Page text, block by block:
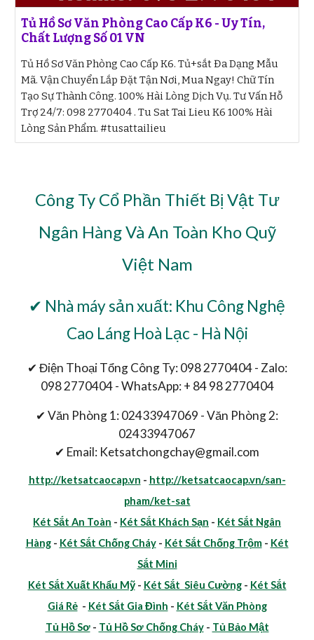
Tủ Hồ Sơ Văn Phòng Cao Cấp K6 - Uy Tín,
Chất Lượng Số 01 VN
Tủ Hồ Sơ Văn Phòng Cao Cấp K6. Tủ+sắt‎ Đa Dạng Mẫu
Mã. Vận Chuyển Lắp Đặt Tận Nơi, Mua Ngay! Chữ Tín
Tạo Sự Thành Công. 100% Hài Lòng Dịch Vụ. Tư Vấn Hỗ
Trợ 24/7: 098 2770404 . Tu Sat Tai Lieu K6 100% Hài
Lòng Sản Phẩm. #tusattailieu
Công Ty Cổ Phần Thiết Bị Vật Tư
Ngân Hàng Và An Toàn Kho Quỹ
Việt Nam
✔ Nhà máy sản xuất: Khu Công Nghệ
Cao Láng Hoà Lạc - Hà Nội
✔ Điện Thoại Tổng Công Ty: 098 2770404 - Zalo:
098 2770404 - WhatsApp: + 84 98 2770404
✔ Văn Phòng 1: 02433947069 - Văn Phòng 2:
02433947067
✔ Email: Ketsatchongchay@gmail.com
http://ketsatcaocap.vn - http://ketsatcaocap.vn/san-
pham/ket-sat
Két Sắt An Toàn - Két Sắt Khách Sạn - Két Sắt Ngân
Hàng- Két Sắt Chống Cháy- Két Sắt Chống Trộm- Két
Sắt Mini
Két Sắt Xuất Khẩu Mỹ- Két Sắt Siêu Cường- Két Sắt
Giá Rẻ- Két Sắt Gia Đình - Két Sắt Văn Phòng
Tủ Hồ Sơ- Tủ Hồ Sơ Chống Cháy- Tủ Bảo Mật